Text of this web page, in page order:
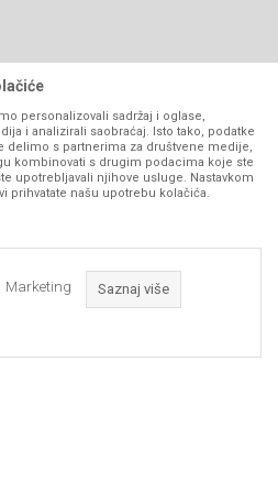
personalizovali sadržaj i oglase,
i analizirali saobraćaj. Isto tako, podatke
delimo s partnerima za društvene medije,
kombinovati s drugim podacima koje ste
upotrebljavali njihove usluge. Nastavkom
prihvatate našu upotrebu kolačića.
Marketing Saznaj više